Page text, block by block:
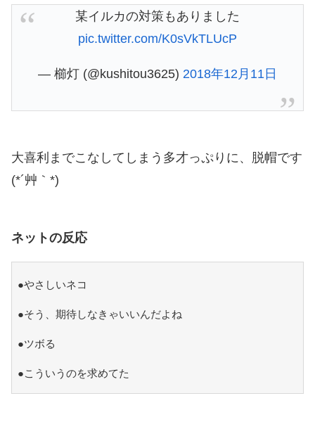
某イルカの対策もありました
pic.twitter.com/K0sVkTLUcP
— 櫛灯 (@kushitou3625) 2018年12月11日
大喜利までこなしてしまう多才っぷりに、脱帽です
(*´艸｀*)
ネットの反応
●やさしいネコ
●そう、期待しなきゃいいんだよね
●ツボる
●こういうのを求めてた